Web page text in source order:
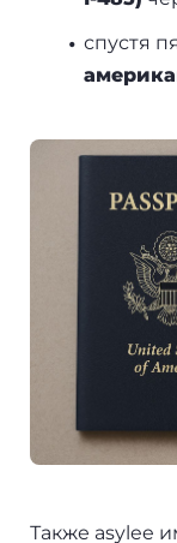
спустя
Также asylee